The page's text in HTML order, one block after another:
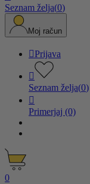
Seznam želja(0)
Moj račun
Prijava

Seznam želja(0)

Primerjaj (0)
0